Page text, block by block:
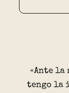
«Ante la
tengo la